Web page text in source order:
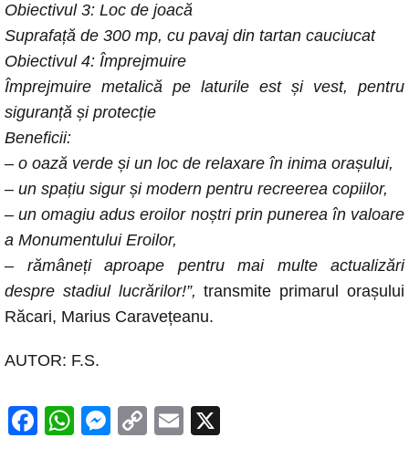
Obiectivul 3: Loc de joacă
Suprafață de 300 mp, cu pavaj din tartan cauciucat
Obiectivul 4: Împrejmuire
Împrejmuire metalică pe laturile est și vest, pentru
siguranță și protecție
Beneficii:
– o oază verde și un loc de relaxare în inima orașului,
– un spațiu sigur și modern pentru recreerea copiilor,
– un omagiu adus eroilor noștri prin punerea în valoare
a Monumentului Eroilor,
– rămâneți aproape pentru mai multe actualizări
despre stadiul lucrărilor!”,transmite primarul orașului
Răcari, Marius Caravețeanu.
AUTOR: F.S.
F
W
M
C
E